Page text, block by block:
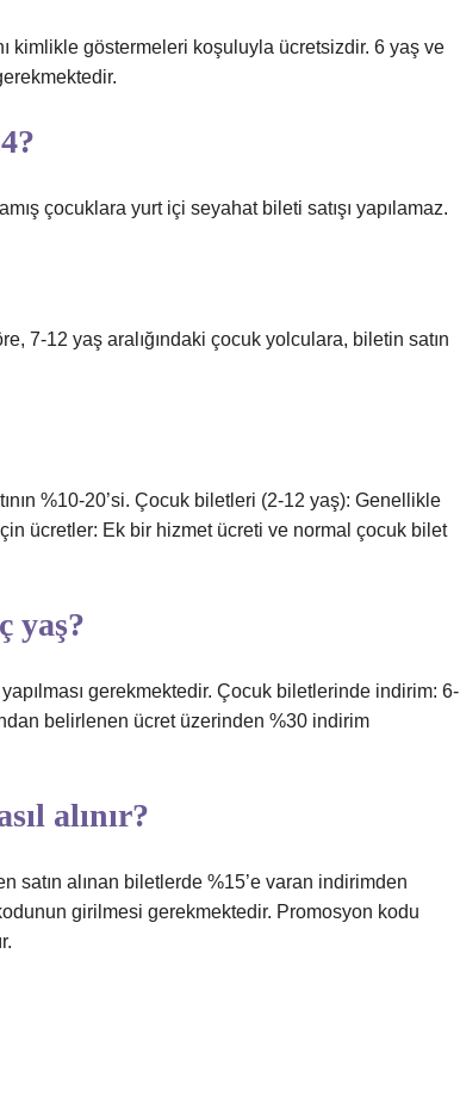
kimlikle göstermeleri koşuluyla ücretsizdir. 6 yaş ve
çocuklara yurt içi seyahat bileti satışı yapılamaz.
7-12 yaş aralığındaki çocuk yolculara, biletin satın
%10-20’si. Çocuk biletleri (2-12 yaş): Genellikle
ücretler: Ek bir hizmet ücreti ve normal çocuk bilet
yaş?
gerekmektedir. Çocuk biletlerinde indirim: 6-
belirlenen ücret üzerinden %30 indirim
alınır?
satın alınan biletlerde %15’e varan indirimden
girilmesi gerekmektedir. Promosyon kodu